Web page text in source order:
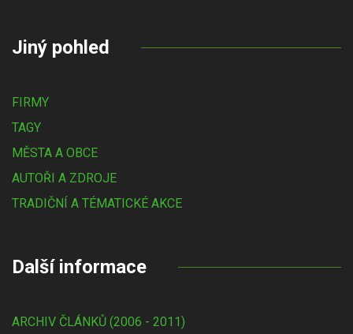
Jiný pohled
FIRMY
TAGY
MĚSTA A OBCE
AUTOŘI A ZDROJE
TRADIČNÍ A TÉMATICKÉ AKCE
Další informace
ARCHIV ČLÁNKŮ (2006 - 2011)